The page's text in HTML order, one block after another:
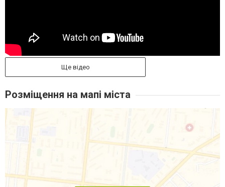
Ще відео
Розміщення на мапі міста